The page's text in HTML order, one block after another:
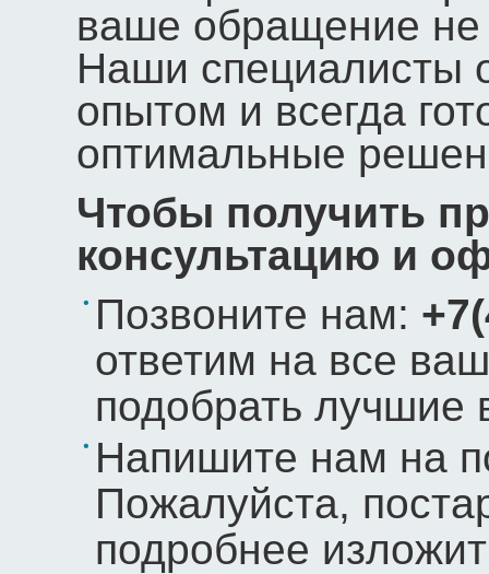
ваше обращение не
Наши специалисты
опытом и всегда
оптимальные
Чтобы получить
консультацию и
Позвоните нам:
ответим на все
подобрать лучшие
Напишите нам на
Пожалуйста,
подробнее